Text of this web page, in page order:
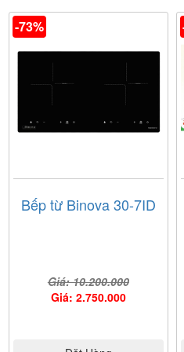
-73%
Bếp từ Binova 30-7ID
Giá: 10.200.000
Giá: 2.750.000